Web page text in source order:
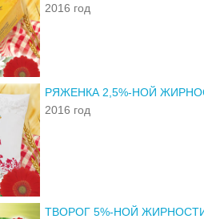
2016 год
РЯЖЕНКА 2,5%-НОЙ
2016 год
ТВОРОГ 5%-НОЙ